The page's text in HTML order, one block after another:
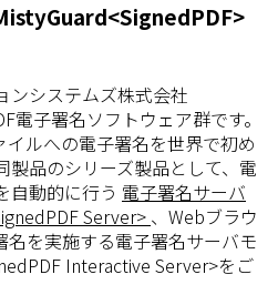
ンシステムズ株式会社
電子署名ソフトウェア群です。
イルへの電子署名を世界で初め
製品のシリーズ製品として、電
自動的に行う 電子署名サーバ
Server> 、Webブラウ
名を実施する電子署名サーバモ
Interactive Server>をご